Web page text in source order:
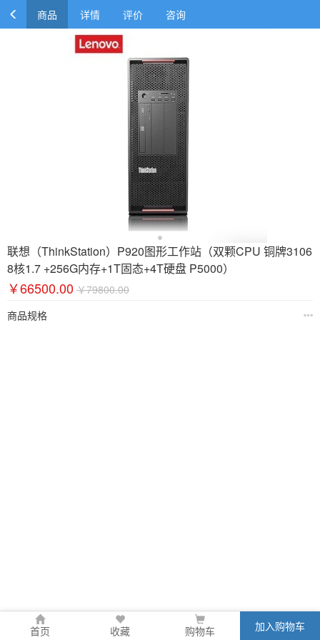
商品 详情 评价 咨询
联想（ThinkStation）P920图形工作站（双颗CPU 铜牌3106
8核1.7 +256G内存+1T固态+4T硬盘 P5000）
￥66500.00 ￥79800.00
商品规格
首页 收藏 购物车 加入购物车